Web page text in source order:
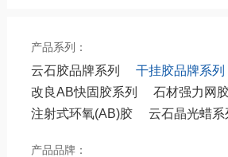
产品系列：
云石胶品牌系列
干挂胶品牌系列
改良AB快固胶系列
石材强力网
注射式环氧(AB)胶
云石晶光蜡系
产品品牌：